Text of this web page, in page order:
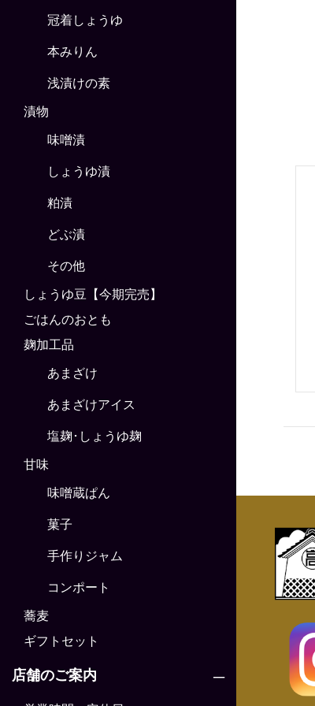
冠着しょうゆ
本みりん
浅漬けの素
漬物
味噌漬
しょうゆ漬
粕漬
どぶ漬
その他
しょうゆ豆【今期完売】
ごはんのおとも
麹加工品
あまざけ
あまざけアイス
塩麹･しょうゆ麹
甘味
味噌蔵ぱん
菓子
手作りジャム
コンポート
蕎麦
ギフトセット
店舗のご案内